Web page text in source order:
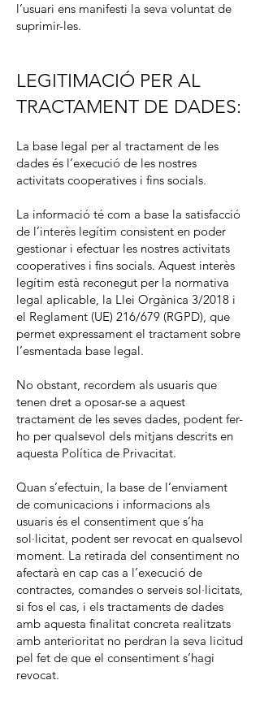
l’usuari ens manifesti la seva voluntat de
suprimir-les.
LEGITIMACIÓ PER AL
TRACTAMENT DE DADES:
La base legal per al tractament de les
dades és l’execució de les nostres
activitats cooperatives i fins socials.
La informació té com a base la satisfacció
de l’interès legítim consistent en poder
gestionar i efectuar les nostres activitats
cooperatives i fins socials. Aquest interès
legítim està reconegut per la normativa
legal aplicable, la Llei Orgànica 3/2018 i
el Reglament (UE) 216/679 (RGPD), que
permet expressament el tractament sobre
l’esmentada base legal.
No obstant, recordem als usuaris que
tenen dret a oposar-se a aquest
tractament de les seves dades, podent fer-
ho per qualsevol dels mitjans descrits en
aquesta Política de Privacitat.
Quan s’efectuin, la base de l’enviament
de comunicacions i informacions als
usuaris és el consentiment que s’ha
sol·licitat, podent ser revocat en qualsevol
moment. La retirada del consentiment no
afectarà en cap cas a l’execució de
contractes, comandes o serveis sol·licitats,
si fos el cas, i els tractaments de dades
amb aquesta finalitat concreta realitzats
amb anterioritat no perdran la seva licitud
pel fet de que el consentiment s’hagi
revocat.